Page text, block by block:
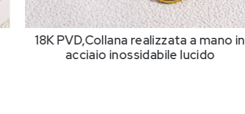
18K PVD,Collana realizzata a mano in
acciaio inossidabile lucido